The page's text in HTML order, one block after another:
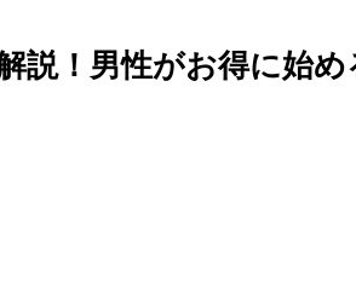
！男性がお得に始め